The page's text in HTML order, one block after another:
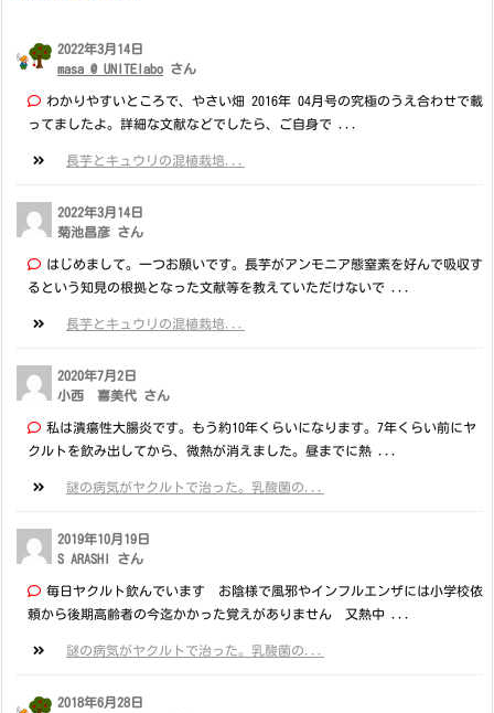
2022年3月14日
masa @ UNITElabo さん
わかりやすいところで、やさい畑 2016年 04月号の究極のうえ合わせで載
ってましたよ。詳細な文献などでしたら、ご自身で ...
長芋とキュウリの混植栽培...
2022年3月14日
菊池昌彦 さん
はじめまして。一つお願いです。長芋がアンモニア態窒素を好んで吸収す
るという知見の根拠となった文献等を教えていただけないで ...
長芋とキュウリの混植栽培...
2020年7月2日
小西 喜美代 さん
私は潰瘍性大腸炎です。もう約10年くらいになります。7年くらい前にヤ
クルトを飲み出してから、微熱が消えました。昼までに熱 ...
謎の病気がヤクルトで治った。乳酸菌の...
2019年10月19日
S ARASHI さん
毎日ヤクルト飲んでいます お陰様で風邪やインフルエンザには小学校依
頼から後期高齢者の今迄かかった覚えがありません 又熱中 ...
謎の病気がヤクルトで治った。乳酸菌の...
2018年6月28日